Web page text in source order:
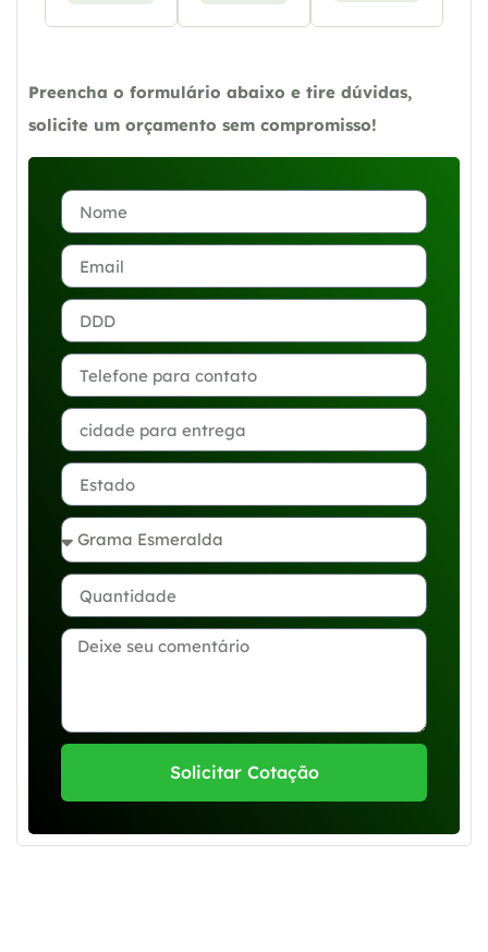
Preencha o formulário abaixo e tire dúvidas,
solicite um orçamento sem compromisso!
Solicitar Cotação